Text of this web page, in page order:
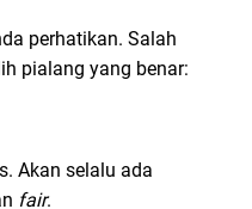
perhatikan. Salah
pialang yang benar:
Akan selalu ada
fair.